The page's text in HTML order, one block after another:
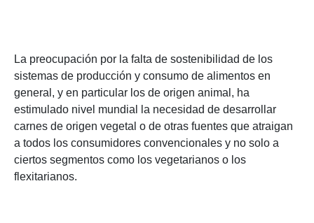
La preocupación por la falta de sostenibilidad de los
sistemas de producción y consumo de alimentos en
general, y en particular los de origen animal, ha
estimulado nivel mundial la necesidad de desarrollar
carnes de origen vegetal o de otras fuentes que atraigan
a todos los consumidores convencionales y no solo a
ciertos segmentos como los vegetarianos o los
flexitarianos.